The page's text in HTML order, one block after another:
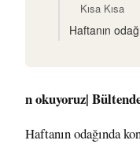
Kısa Kısa
Haftanın
n okuyoruz|
Haftanın odağında